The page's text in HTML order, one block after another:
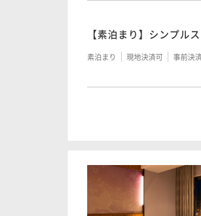
【素泊まり】シンプル
素泊まり 現地決済可 事前決
【事前カード決済でお
【スタンダードプラン